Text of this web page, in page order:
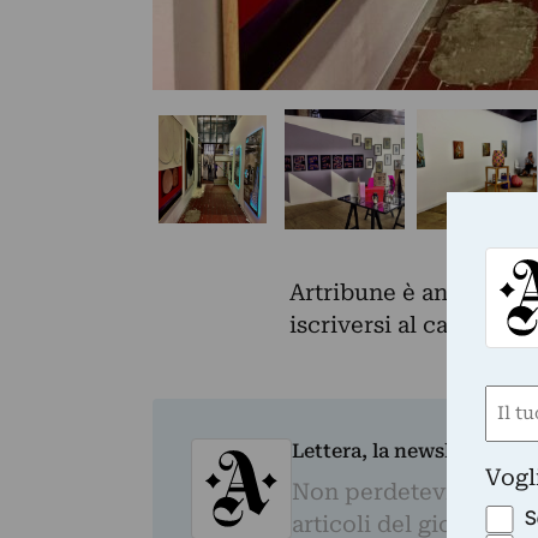
Artribune è anche su
iscriversi al canale ed
Lettera, la newsletter
Non perdetevi il
articoli del giorno e
Nome